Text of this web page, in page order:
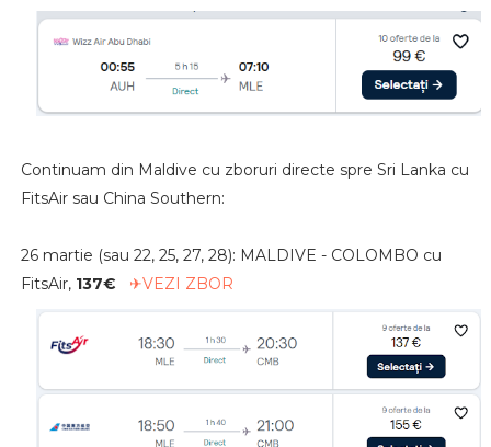
Continuam din Maldive cu zboruri directe spre Sri Lanka cu
FitsAir sau China Southern:
26 martie (sau 22, 25, 27, 28): MALDIVE - COLOMBO cu
FitsAir,137€ ✈VEZI ZBOR